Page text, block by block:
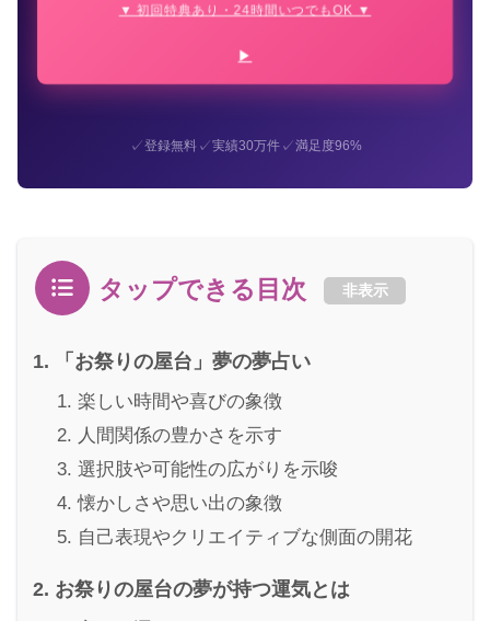
▼ 初回特典あり・24時間いつでもOK ▼
✓登録無料✓実績30万件✓満足度96%
タップできる目次 非表示
「お祭りの屋台」夢の夢占い
楽しい時間や喜びの象徴
人間関係の豊かさを示す
選択肢や可能性の広がりを示唆
懐かしさや思い出の象徴
自己表現やクリエイティブな側面の開花
お祭りの屋台の夢が持つ運気とは